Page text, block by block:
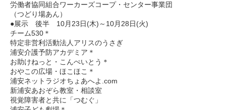
労働者協同組合ワーカーズコープ・センター事業団
（つどり場あん）
●展示 後半 10月23日(木)～10月28日(火)
チーム530＊
特定非営利活動法人アリスのうさぎ
浦安介護予防アカデミア＊
お助けねっと・こんぺいとう＊
おやこの広場・ほこほこ＊
浦安ネットラジオちょあへよ.com
新浦安あおぞら教室・相談室
視覚障害者と共に「つむぐ」